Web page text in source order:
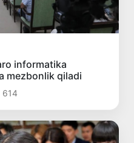
informatika
mezbonlik qiladi
614